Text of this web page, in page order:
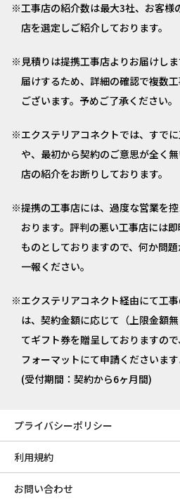
工事店の紹介数は最大3社、お客様
店を選定しご紹介しております。
見積りは提携工事店よりお届けし
届けするため、詳細の確認で複数
ございます。予めご了承ください。
エクステリアコネクトでは、すで
や、最初から契約のご意思が全く
店の紹介をお断りしております。
提携の工事店には、過度な営業を
おります。評判の悪い工事店には
ものとしておりますので、何か問
一報ください。
エクステリアコネクト経由にて工
は、契約金額に応じて（上限金額
てギフト券を贈呈しておりますの
フォーマットにて申請くださいま
(受付期間：契約から6ヶ月間)
プライバシーポリシー
利用規約
お問い合わせ